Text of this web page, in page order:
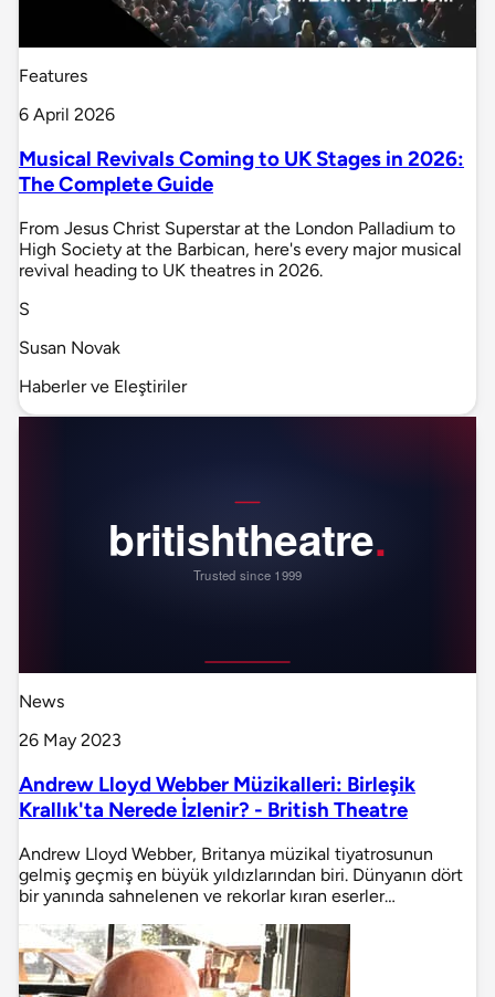
Features
6 April 2026
Musical Revivals Coming to UK Stages in 2026:
The Complete Guide
From Jesus Christ Superstar at the London Palladium to
High Society at the Barbican, here's every major musical
revival heading to UK theatres in 2026.
S
Susan Novak
Haberler ve Eleştiriler
News
26 May 2023
Andrew Lloyd Webber Müzikalleri: Birleşik
Krallık'ta Nerede İzlenir? - British Theatre
Andrew Lloyd Webber, Britanya müzikal tiyatrosunun
gelmiş geçmiş en büyük yıldızlarından biri. Dünyanın dört
bir yanında sahnelenen ve rekorlar kıran eserler…